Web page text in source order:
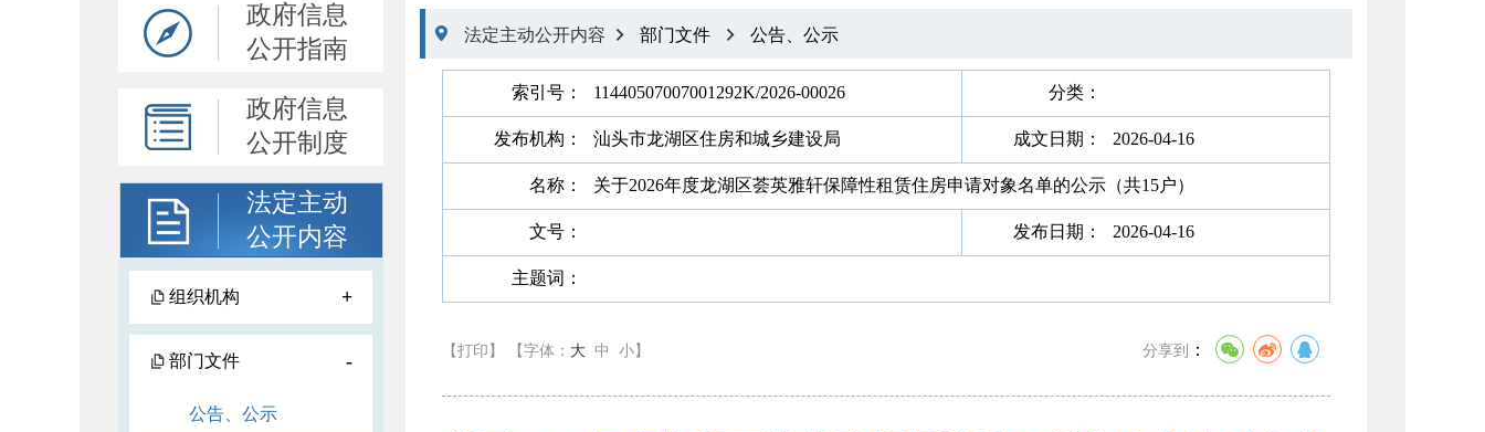
政府信息
公开指南
政府信息
公开制度
法定主动
公开内容
组织机构 +
部门文件 -
公告、公示
 法定主动公开内容  部门文件  公告、公示
索引号： 11440507007001292K/2026-00026 分类：
发布机构： 汕头市龙湖区住房和城乡建设局 成文日期： 2026-04-16
名称： 关于2026年度龙湖区荟英雅轩保障性租赁住房申请对象名单的公示（共15户）
文号： 发布日期： 2026-04-16
主题词：
【打印】 【字体： 大 中 小 】 分享到 ：